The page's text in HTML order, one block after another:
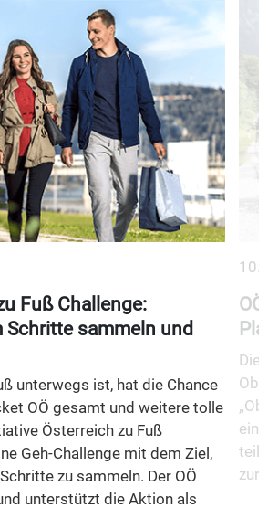
Fuß Challenge:
Schritte sammeln und
unterwegs ist, hat die Chance
OÖ gesamt und weitere tolle
Österreich zu Fuß
Geh-Challenge mit dem Ziel,
zu sammeln. Der OÖ
unterstützt die Aktion als
Die